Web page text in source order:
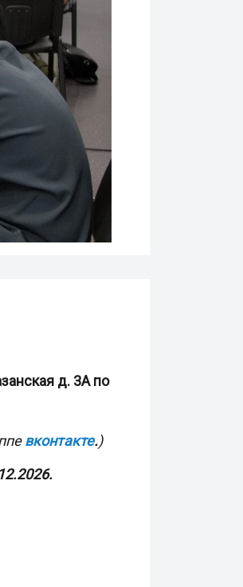
д. 3А по
вконтакте.)